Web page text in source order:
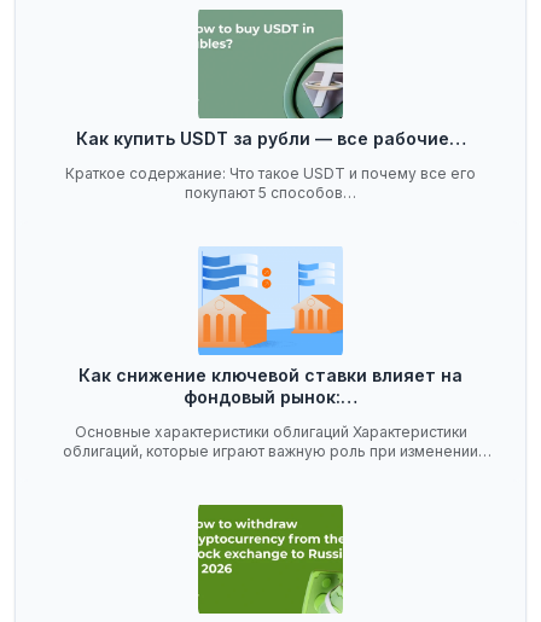
Как купить USDT за рубли — все рабочие…
Краткое содержание: Что такое USDT и почему все его
покупают 5 способов…
Как снижение ключевой ставки влияет на
фондовый рынок:…
Основные характеристики облигаций Характеристики
облигаций, которые играют важную роль при изменении